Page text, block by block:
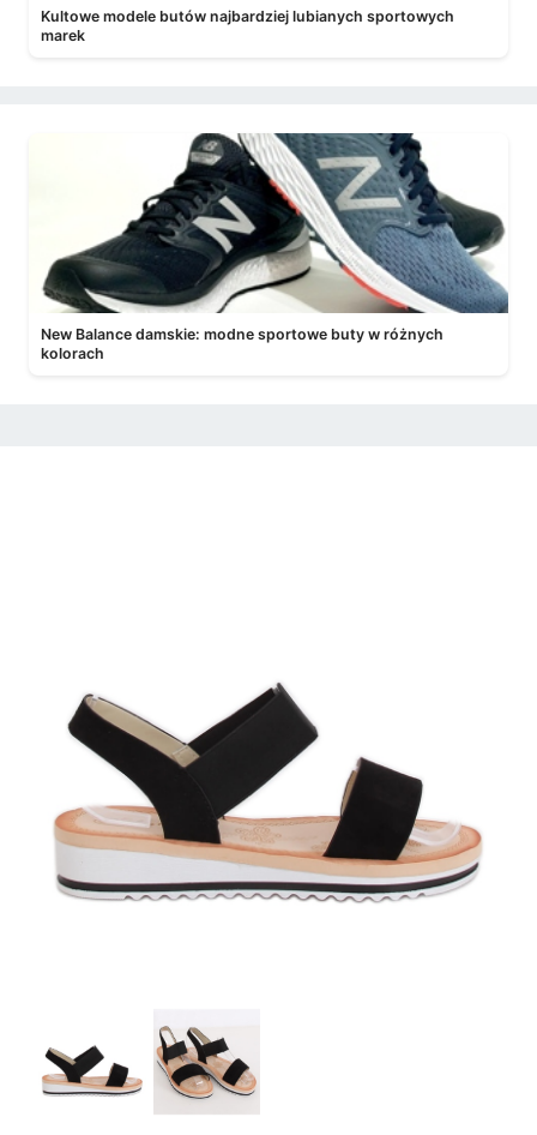
Kultowe modele butów najbardziej lubianych sportowych
marek
New Balance damskie: modne sportowe buty w różnych
kolorach